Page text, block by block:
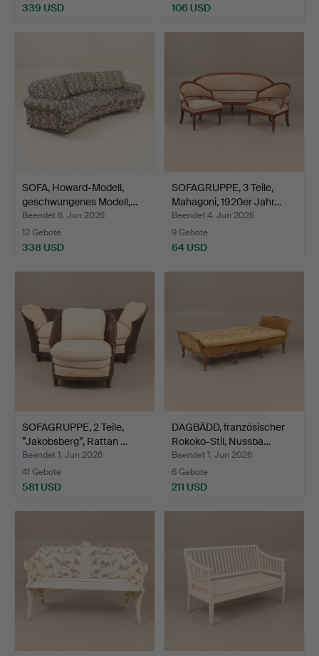
339 USD 106 USD
SOFA, Howard-Modell,
geschwungenes Modell,…
Beendet 6. Jun 2026
12 Gebote
338 USD
SOFAGRUPPE, 3 Teile,
Mahagoni, 1920er Jahr…
Beendet 4. Jun 2026
9 Gebote
64 USD
SOFAGRUPPE, 2 Teile,
”Jakobsberg”, Rattan …
Beendet 1. Jun 2026
41 Gebote
581 USD
DAGBÄDD, französischer
Rokoko-Stil, Nussba…
Beendet 1. Jun 2026
6 Gebote
211 USD